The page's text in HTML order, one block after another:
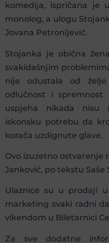
komedija, ispričana je
monolog, a ulogu
Jovana Petronijević.
Stojanka je obična
svakidašnjim
nije odustala od želje
odlučnost i spremnost
uspjeha nikada nisu
iskonsku potrebu da
korača uzdignute glave.
Ovo izuzetno ostvarenje
Janković, po tekstu Saše
Ulaznice su u prodaji
marketing svaki radni
vikendom u Biletarnici
Za sve dodatne